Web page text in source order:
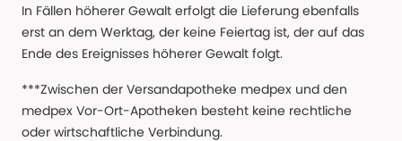
In Fällen höherer Gewalt erfolgt die Lieferung ebenfalls
erst an dem Werktag, der keine Feiertag ist, der auf das
Ende des Ereignisses höherer Gewalt folgt.
***Zwischen der Versandapotheke medpex und den
medpex Vor-Ort-Apotheken besteht keine rechtliche
oder wirtschaftliche Verbindung.